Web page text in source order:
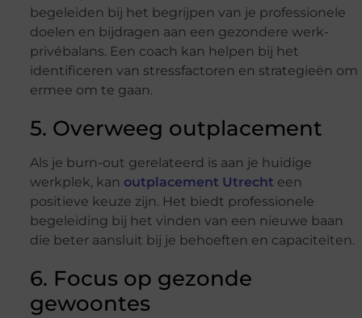
begeleiden bij het begrijpen van je professionele
doelen en bijdragen aan een gezondere werk-
privébalans. Een coach kan helpen bij het
identificeren van stressfactoren en strategieën om
ermee om te gaan.
5. Overweeg outplacement
Als je burn-out gerelateerd is aan je huidige
werkplek, kan outplacement Utrecht een
positieve keuze zijn. Het biedt professionele
begeleiding bij het vinden van een nieuwe baan
die beter aansluit bij je behoeften en capaciteiten.
6. Focus op gezonde
gewoontes